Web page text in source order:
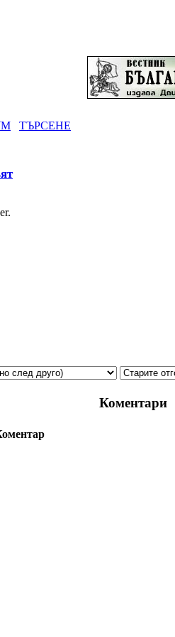
ТЪРСЕНЕ
Коментари